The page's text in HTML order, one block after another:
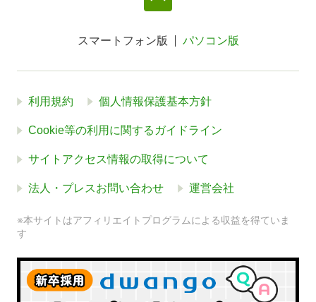
スマートフォン版 パソコン版
利用規約 個人情報保護基本方針
Cookie等の利用に関するガイドライン
サイトアクセス情報の取得について
法人・プレスお問い合わせ 運営会社
※本サイトはアフィリエイトプログラムによる収益を得ていま
す